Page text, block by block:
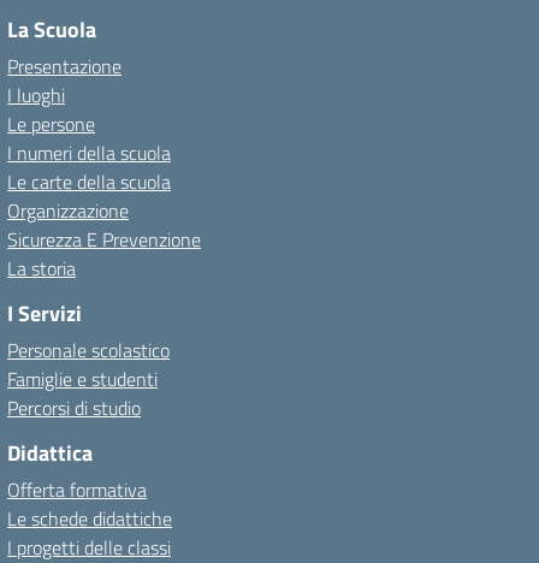
La Scuola
Presentazione
I luoghi
Le persone
I numeri della scuola
Le carte della scuola
Organizzazione
Sicurezza E Prevenzione
La storia
I Servizi
Personale scolastico
Famiglie e studenti
Percorsi di studio
Didattica
Offerta formativa
Le schede didattiche
I progetti delle classi